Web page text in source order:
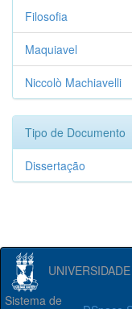
Filosofia
Maquiavel
Niccolò Machiavelli
Tipo de Documento
Dissertação
Sistema de